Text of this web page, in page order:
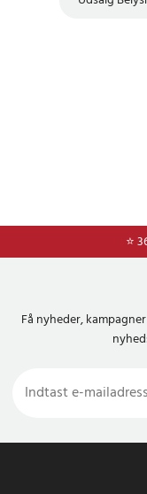
⭐
⭐ Nem og
Få nyheder,